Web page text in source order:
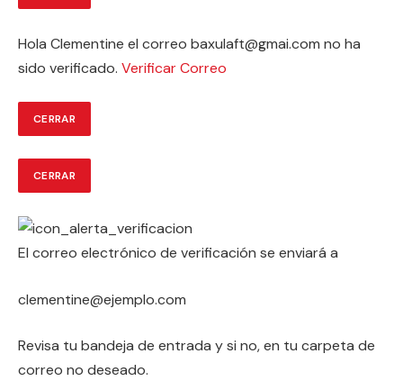
Hola Clementine el correo baxulaft@gmai.com no ha
sido verificado. Verificar Correo
CERRAR
CERRAR
El correo electrónico de verificación se enviará a
clementine@ejemplo.com
Revisa tu bandeja de entrada y si no, en tu carpeta de
correo no deseado.